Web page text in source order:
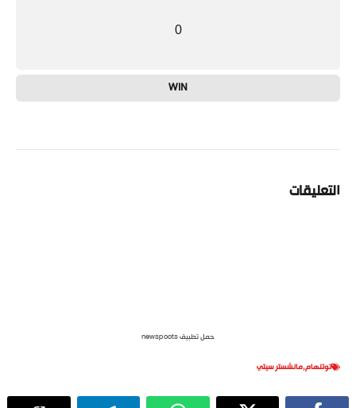
0
WIN
التعليقات
حمل تطبيق newspoots
توتنهام,مانشستر سيتي